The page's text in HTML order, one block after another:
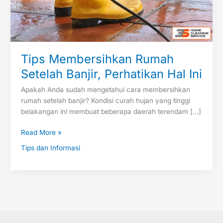
Tips Membersihkan Rumah
Setelah Banjir, Perhatikan Hal Ini
Apakah Anda sudah mengetahui cara membersihkan
rumah setelah banjir? Kondisi curah hujan yang tinggi
belakangan ini membuat beberapa daerah terendam […]
Read More »
Tips dan Informasi